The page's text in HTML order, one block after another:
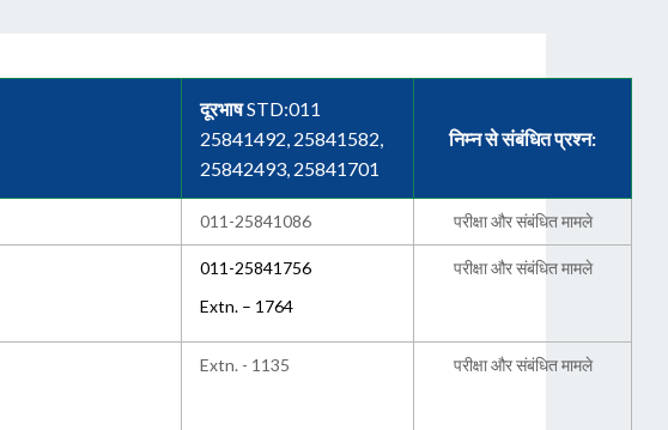
दूरभाषSTD:011
25841492, 25841582,
25842493, 25841701
निम्न से संबंधित प्रश्न:
011-25841086 परीक्षा और संबंधित मामले
011-25841756
Extn. – 1764
परीक्षा और संबंधित मामले
Extn. - 1135 परीक्षा और संबंधित मामले